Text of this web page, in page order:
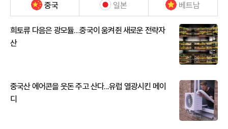
중국 일본 베트남
희토류 다음은 광모듈…중국이 움켜쥔 새로운 전략자
산
중국산 에어콘을 웃돈 주고 산다...유럽 열광시킨 메이
디